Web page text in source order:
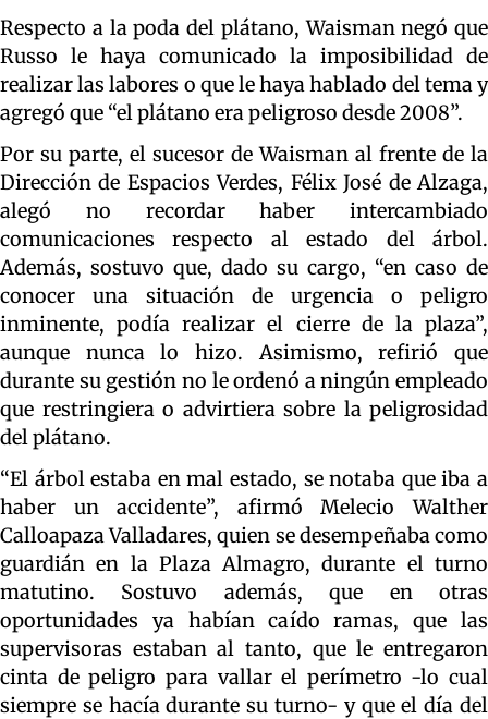
Respecto a la poda del plátano, Waisman negó que
Russo le haya comunicado la imposibilidad de
realizar las labores o que le haya hablado del tema y
agregó que “el plátano era peligroso desde 2008”.
Por su parte, el sucesor de Waisman al frente de la
Dirección de Espacios Verdes, Félix José de Alzaga,
alegó no recordar haber intercambiado
comunicaciones respecto al estado del árbol.
Además, sostuvo que, dado su cargo, “en caso de
conocer una situación de urgencia o peligro
inminente, podía realizar el cierre de la plaza”,
aunque nunca lo hizo. Asimismo, refirió que
durante su gestión no le ordenó a ningún empleado
que restringiera o advirtiera sobre la peligrosidad
del plátano.
“El árbol estaba en mal estado, se notaba que iba a
haber un accidente”, afirmó Melecio Walther
Calloapaza Valladares, quien se desempeñaba como
guardián en la Plaza Almagro, durante el turno
matutino. Sostuvo además, que en otras
oportunidades ya habían caído ramas, que las
supervisoras estaban al tanto, que le entregaron
cinta de peligro para vallar el perímetro -lo cual
siempre se hacía durante su turno- y que el día del